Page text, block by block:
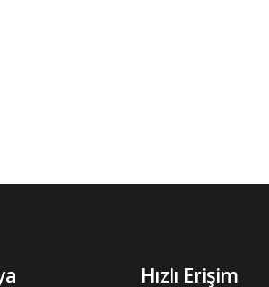
Hızlı Erişim